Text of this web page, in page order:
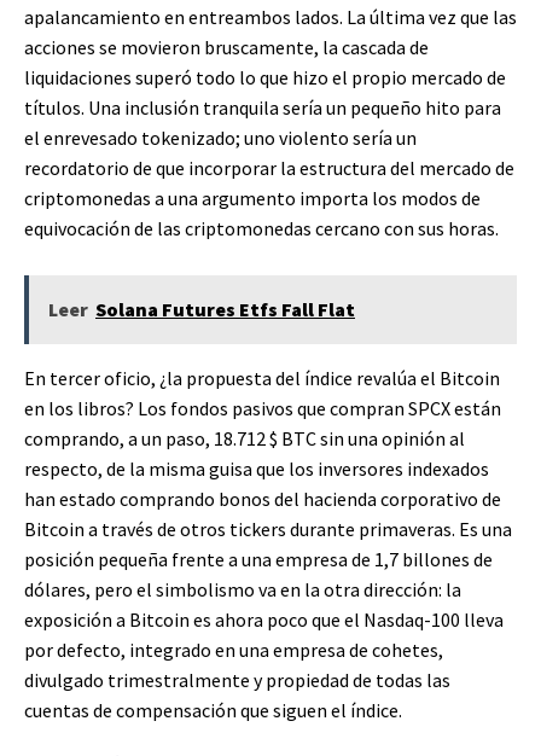
apalancamiento en entreambos lados. La última vez que las
acciones se movieron bruscamente, la cascada de
liquidaciones superó todo lo que hizo el propio mercado de
títulos. Una inclusión tranquila sería un pequeño hito para
el enrevesado tokenizado; uno violento sería un
recordatorio de que incorporar la estructura del mercado de
criptomonedas a una argumento importa los modos de
equivocación de las criptomonedas cercano con sus horas.
Leer Solana Futures Etfs Fall Flat
En tercer oficio, ¿la propuesta del índice revalúa el Bitcoin
en los libros? Los fondos pasivos que compran SPCX están
comprando, a un paso, 18.712$ BTCsin una opinión al
respecto, de la misma guisa que los inversores indexados
han estado comprando bonos del hacienda corporativo de
Bitcoin a través de otros tickers durante primaveras. Es una
posición pequeña frente a una empresa de 1,7 billones de
dólares, pero el simbolismo va en la otra dirección: la
exposición a Bitcoin es ahora poco que el Nasdaq-100 lleva
por defecto, integrado en una empresa de cohetes,
divulgado trimestralmente y propiedad de todas las
cuentas de compensación que siguen el índice.